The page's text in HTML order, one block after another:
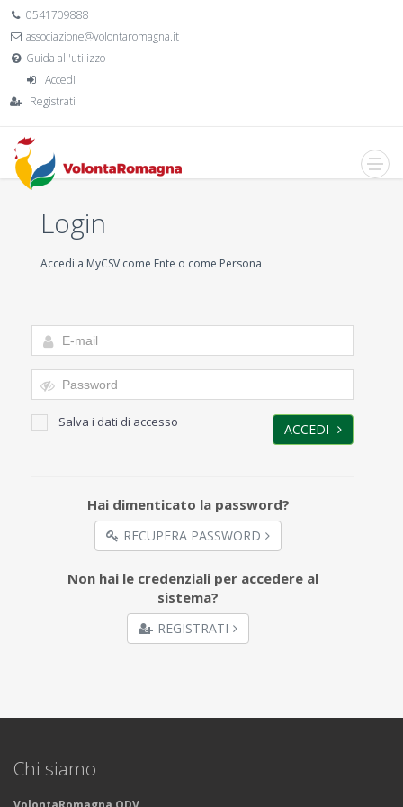
0541709888
associazione@volontaromagna.it
Guida all'utilizzo
Accedi
Registrati
Login
Accedi a MyCSV come Ente o come Persona
Salva i dati di accesso ACCEDI
Hai dimenticato la password?
RECUPERA PASSWORD
Non hai le credenziali per accedere al
sistema?
REGISTRATI
Chi siamo